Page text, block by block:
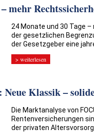
mehr
24 Monate und 30 Tage
der gesetzlichen
der Gesetzgeber eine
> weiterlesen
Klassik –
Die Marktanalyse von
Rentenversicherungen
der privaten